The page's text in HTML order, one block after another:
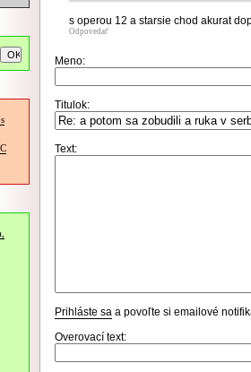
s operou 12 a starsie chod akurat
Odpovedať
Meno:
Titulok:
Text:
Prihláste sa a povoľte si emailové
Overovací text: